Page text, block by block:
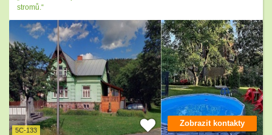
stromů.“
5C-133
Zobrazit kontakty